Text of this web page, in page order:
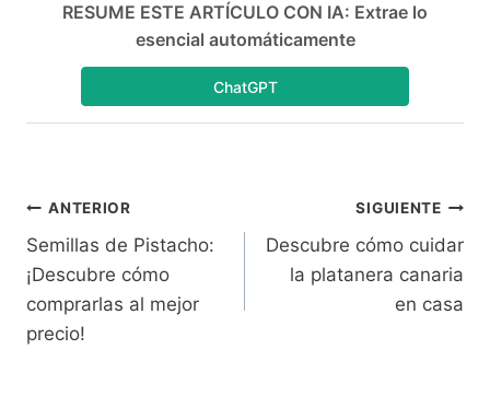
RESUME ESTE ARTÍCULO CON IA: Extrae lo
esencial automáticamente
ChatGPT
Navegación
de
entradas
ANTERIOR
Semillas de Pistacho:
¡Descubre cómo
comprarlas al mejor
precio!
SIGUIENTE
Descubre cómo cuidar
la platanera canaria
en casa